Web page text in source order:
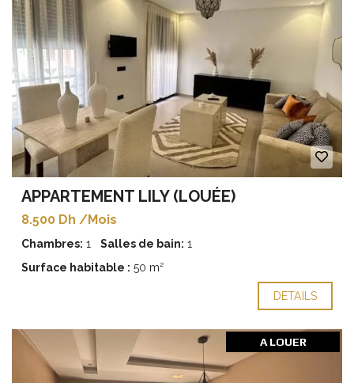
APPARTEMENT LILY (LOUÉE)
8.500 Dh /Mois
Chambres: 1 Salles de bain: 1
Surface habitable : 50 m²
DETAILS
A LOUER